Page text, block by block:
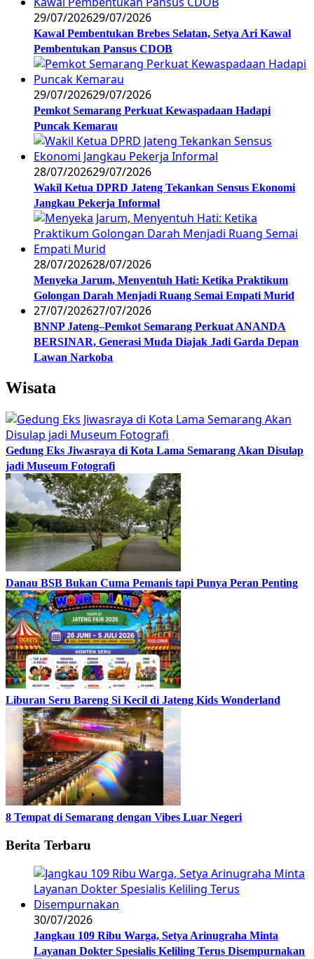
29/07/202629/07/2026
Kawal Pembentukan Brebes Selatan, Setya Ari Kawal
Pembentukan Pansus CDOB
29/07/202629/07/2026
Pemkot Semarang Perkuat Kewaspadaan Hadapi
Puncak Kemarau
28/07/202629/07/2026
Wakil Ketua DPRD Jateng Tekankan Sensus Ekonomi
Jangkau Pekerja Informal
28/07/202628/07/2026
Menyeka Jarum, Menyentuh Hati: Ketika Praktikum
Golongan Darah Menjadi Ruang Semai Empati Murid
27/07/202627/07/2026
BNNP Jateng–Pemkot Semarang Perkuat ANANDA
BERSINAR, Generasi Muda Diajak Jadi Garda Depan
Lawan Narkoba
Wisata
Gedung Eks Jiwasraya di Kota Lama Semarang Akan Disulap
jadi Museum Fotografi
Danau BSB Bukan Cuma Pemanis tapi Punya Peran Penting
Liburan Seru Bareng Si Kecil di Jateng Kids Wonderland
8 Tempat di Semarang dengan Vibes Luar Negeri
Berita Terbaru
30/07/2026
Jangkau 109 Ribu Warga, Setya Arinugraha Minta
Layanan Dokter Spesialis Keliling Terus Disempurnakan